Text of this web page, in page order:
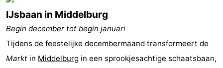
IJsbaan in Middelburg
Begin december tot begin januari
Tijdens de feestelijke decembermaand transformeert de
Markt in Middelburg in een sprookjesachtige schaatsbaan,